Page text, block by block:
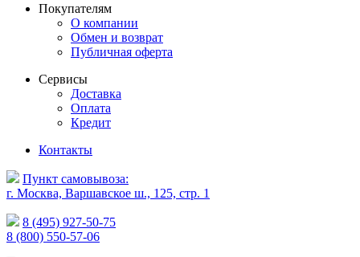
Покупателям
О компании
Обмен и возврат
Публичная оферта
Сервисы
Доставка
Оплата
Кредит
Контакты
Пункт самовывоза:
г. Москва, Варшавское ш., 125, стр. 1
8 (495) 927-50-75
8 (800) 550-57-06